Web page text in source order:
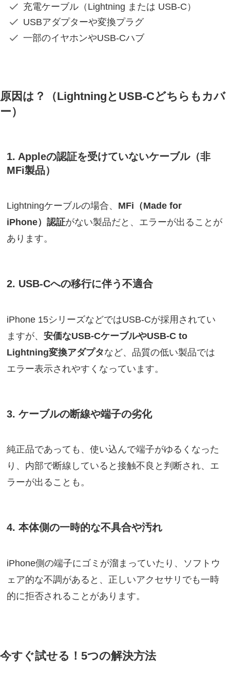
充電ケーブル（Lightning または USB-C）
USBアダプターや変換プラグ
一部のイヤホンやUSB-Cハブ
原因は？（LightningとUSB-Cどちらもカバ
ー）
1. Appleの認証を受けていないケーブル（非
MFi製品）
Lightningケーブルの場合、 MFi（Made for
iPhone）認証がない製品だと、エラーが出ることが
あります。
2. USB-Cへの移行に伴う不適合
iPhone 15シリーズなどではUSB-Cが採用されてい
ますが、安価なUSB-CケーブルやUSB-C to
Lightning変換アダプタなど、品質の低い製品では
エラー表示されやすくなっています。
3. ケーブルの断線や端子の劣化
純正品であっても、使い込んで端子がゆるくなった
り、内部で断線していると接触不良と判断され、エ
ラーが出ることも。
4. 本体側の一時的な不具合や汚れ
iPhone側の端子にゴミが溜まっていたり、ソフトウ
ェア的な不調があると、正しいアクセサリでも一時
的に拒否されることがあります。
今すぐ試せる！5つの解決方法